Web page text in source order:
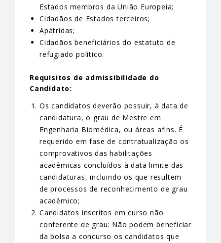
Estados membros da União Europeia;
Cidadãos de Estados terceiros;
Apátridas;
Cidadãos beneficiários do estatuto de
refugiado político.
Requisitos de admissibilidade do
Candidato:
Os candidatos deverão possuir, à data de
candidatura, o grau de Mestre em
Engenharia Biomédica, ou áreas afins. É
requerido em fase de contratualização os
comprovativos das habilitações
académicas concluídos à data limite das
candidaturas, incluindo os que resultem
de processos de reconhecimento de grau
académico;
Candidatos inscritos em curso não
conferente de grau: Não podem beneficiar
da bolsa a concurso os candidatos que